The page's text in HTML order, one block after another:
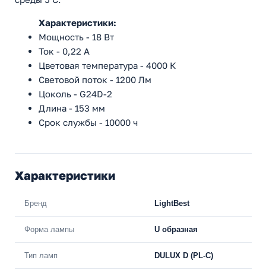
Характеристики:
Мощность - 18 Вт
Ток - 0,22 A
Цветовая температура - 4000 К
Световой поток - 1200 Лм
Цоколь - G24D-2
Длина - 153 мм
Срок службы - 10000 ч
Характеристики
Бренд LightBest
Форма лампы U образная
Тип ламп DULUX D (PL-C)